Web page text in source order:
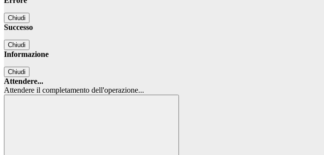
Chiudi
Successo
Chiudi
Informazione
Chiudi
Attendere...
Attendere il completamento dell'operazione...